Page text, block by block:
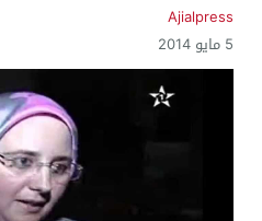
Ajialpress
5 مايو 2014